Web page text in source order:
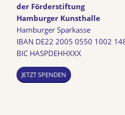
der Förderstiftung
Hamburger Kunsthalle
Hamburger Sparkasse
IBAN DE22 2005 0550 1002
BIC HASPDEHHXXX
JETZT SPENDEN